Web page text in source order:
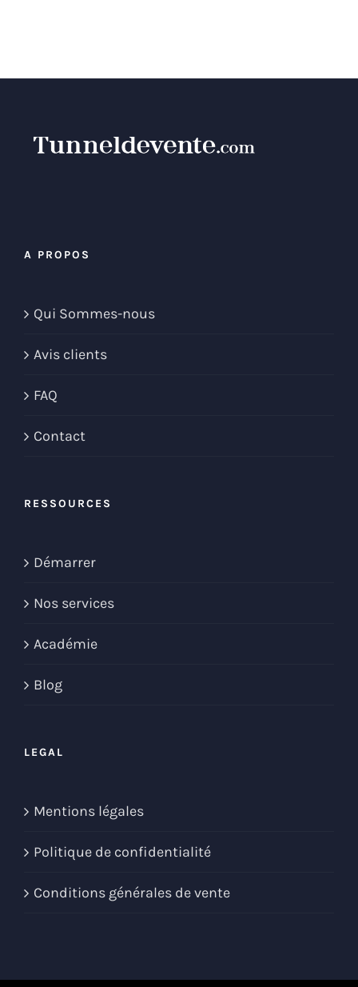
A PROPOS
Qui Sommes-nous
Avis clients
FAQ
Contact
RESSOURCES
Démarrer
Nos services
Académie
Blog
LEGAL
Mentions légales
Politique de confidentialité
Conditions générales de vente